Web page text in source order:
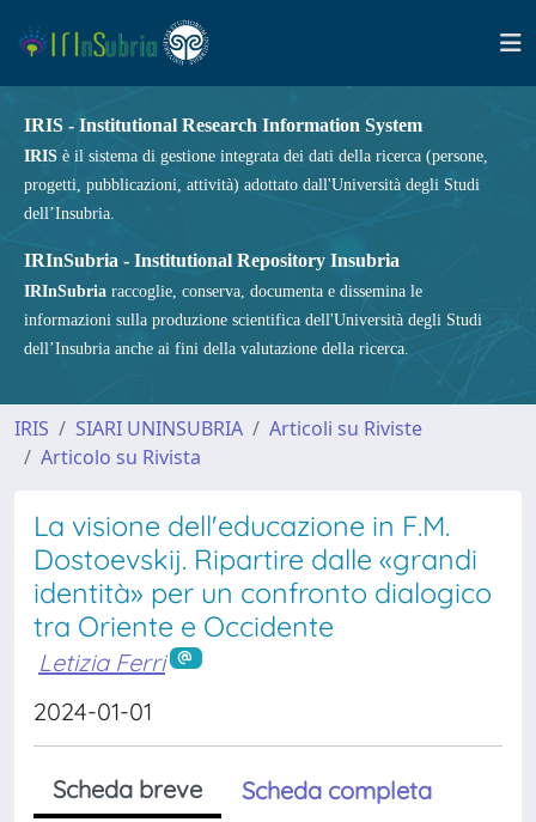
IRIS - Institutional Research Information System
IRIS è il sistema di gestione integrata dei dati della ricerca (persone,
progetti, pubblicazioni, attività) adottato dall'Università degli Studi
dell’Insubria.
IRInSubria - Institutional Repository Insubria
IRInSubria raccoglie, conserva, documenta e dissemina le
informazioni sulla produzione scientifica dell'Università degli Studi
dell’Insubria anche ai fini della valutazione della ricerca.
IRIS SIARI UNINSUBRIA
Articoli su Riviste
Articolo su Rivista
La visione dell'educazione in F.M.
Dostoevskij. Ripartire dalle «grandi
identità» per un confronto dialogico
tra Oriente e Occidente
Letizia Ferri
2024-01-01
Scheda breve
Scheda completa